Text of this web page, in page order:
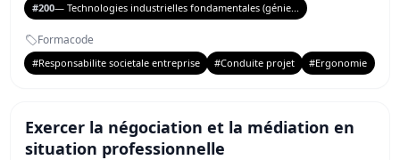
#200— Technologies industrielles fondamentales (génie...
Formacode
#Responsabilite societale entreprise #Conduite projet #Ergonomie
Exercer la négociation et la médiation en
situation professionnelle